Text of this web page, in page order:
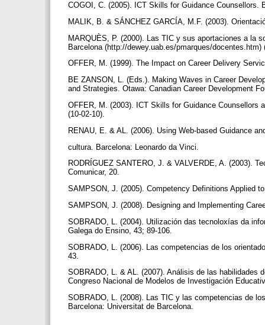
COGOI, C. (2005). ICT Skills for Guidance Counsellors.
MALIK, B. & SÁNCHEZ GARCÍA, M.F. (2003).
MARQUÈS, P. (2000). Las TIC y sus aportaciones a la
Barcelona (http://dewey.uab.es/pmarques/docentes.htm)
OFFER, M. (1999). The Impact on Career Delivery
BE ZANSON, L. (Eds.). Making Waves in Career
and Strategies. Otawa: Canadian Career Development
OFFER, M. (2003). ICT Skills for Guidance Counsellors
(10-02-10).
RENAU, E. & AL. (2006). Using Web-based Guidance
cultura. Barcelona: Leonardo da Vinci.
RODRÍGUEZ SANTERO, J. & VALVERDE, A. (2003).
Comunicar, 20.
SAMPSON, J. (2005). Competency Definitions Applied
SAMPSON, J. (2008). Designing and Implementing
SOBRADO, L. (2004). Utilización das tecnoloxías da
Galega do Ensino, 43; 89-106.
SOBRADO, L. (2006). Las competencias de los
43.
SOBRADO, L. & AL. (2007). Análisis de las habilidades
Congreso Nacional de Modelos de Investigación
SOBRADO, L. (2008). Las TIC y las competencias de
Barcelona: Universitat de Barcelona.